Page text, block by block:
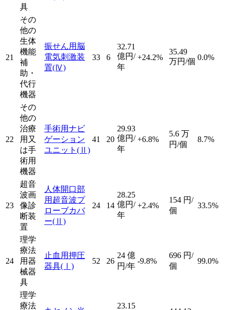
具
21
その
他の
生体
機能
補
助・
代行
機器
振せん用脳
電気刺激装
置(Ⅳ)
33 6
32.71
億円/
年
+24.2%
35.49
万円/個 0.0%
22
その
他の
治療
用又
は手
術用
機器
手術用ナビ
ゲーション
ユニット (Ⅱ)
41 20
29.93
億円/
年
+6.8%
5.6 万
円/個
8.7%
23
超音
波画
像診
断装
置
人体開口部
用超音波プ
ローブカバ
ー(Ⅱ)
24 14
28.25
億円/
年
+2.4%
154 円/
個
33.5%
24
理学
療法
用器
械器
具
止血用押圧
器具(Ⅰ)
52 26
24 億
円/年
-9.8%
696 円/
個
99.0%
理学
療法
23.15